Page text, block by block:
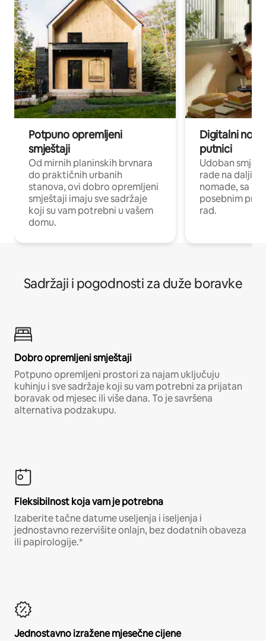
Potpuno opremljeni
smještaji
Od mirnih planinskih brvnara
do praktičnih urbanih
stanova, ovi dobro opremljeni
smještaji imaju sve sadržaje
koji su vam potrebni u vašem
domu.
Digitalni
putnici
Udoban
rade na
nomade, sa
posebnim
rad.
Sadržaji i pogodnosti za duže boravke
Dobro opremljeni smještaji
Potpuno opremljeni prostori za najam uključuju
kuhinju i sve sadržaje koji su vam potrebni za prijatan
boravak od mjesec ili više dana. To je savršena
alternativa podzakupu.
Fleksibilnost koja vam je potrebna
Izaberite tačne datume useljenja i iseljenja i
jednostavno rezervišite onlajn, bez dodatnih obaveza
ili papirologije.*
Jednostavno izražene mjesečne cijene